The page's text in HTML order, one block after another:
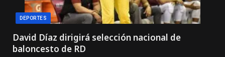
DEPORTES
David Díaz dirigirá selección nacional de
baloncesto de RD